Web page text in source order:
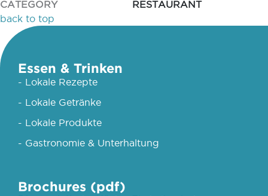
CATEGORY
RESTAURANT
back to top
Essen & Trinken
- Lokale Rezepte
- Lokale Getränke
- Lokale Produkte
- Gastronomie & Unterhaltung
Brochures (pdf)